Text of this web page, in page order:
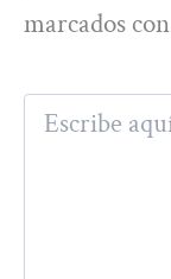
marcados con
Escribe
aquí...